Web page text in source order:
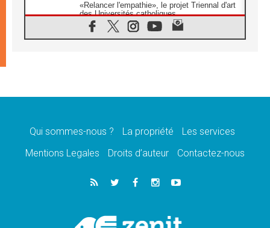
«Relancer l'empathie», le projet Triennal d'art
des Universités catholiques
08.08.2026
Signis 2026, donner la parole aux religieuses
07.08.2026
07.08.2026
de l'Assomption et mémoire nationale
«La paix commence par l'empathie» estime
le cardinal Parolin
En Colombie, «la paix ne s'achète pas avec
une signature»
Qui sommes-nous ? La propriété
Les services
Mentions Legales
Droits d’auteur Contactez-nous